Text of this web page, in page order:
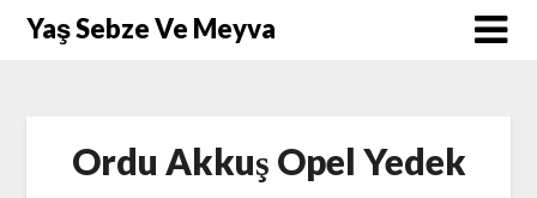
SkipYaş Sebze Ve Meyva
Ordu Akkuş Opel Yedek